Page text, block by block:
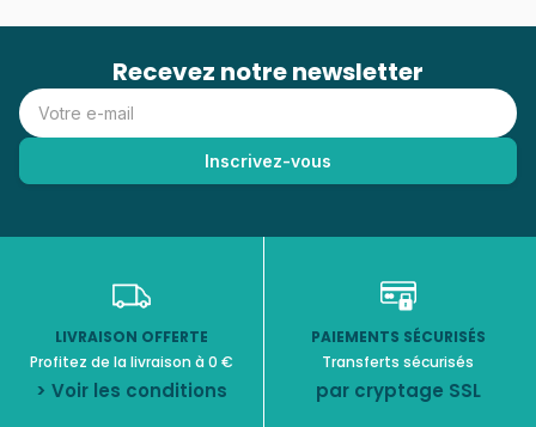
Recevez notre newsletter
LIVRAISON OFFERTE
Profitez de la livraison à 0 €
> Voir les conditions
PAIEMENTS SÉCURISÉS
Transferts sécurisés
par cryptage SSL